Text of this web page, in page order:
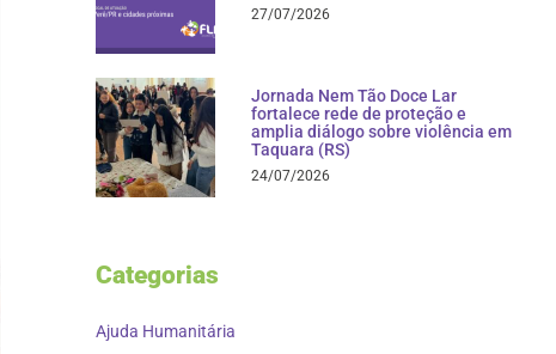
27/07/2026
Jornada Nem Tão Doce Lar
fortalece rede de proteção e
amplia diálogo sobre violência em
Taquara (RS)
24/07/2026
Categorias
Ajuda Humanitária